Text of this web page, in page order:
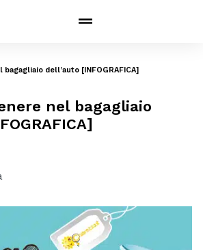
dell’auto [INFOGRAFICA]
nel bagagliaio